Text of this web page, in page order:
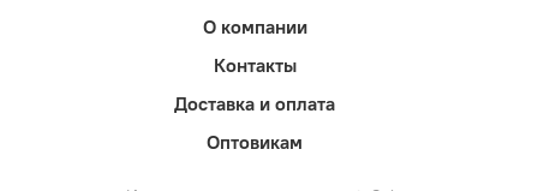
О компании
Контакты
Доставка и оплата
Оптовикам